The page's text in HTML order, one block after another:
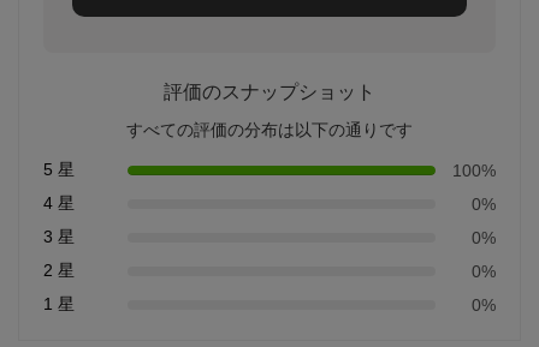
評価のスナップショット
すべての評価の分布は以下の通りです
5 星
100%
4 星
0%
3 星
0%
2 星
0%
1 星
0%